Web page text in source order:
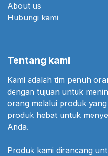
About us
Hubungi kami
Tentang kami
Kami adalah tim penuh
dengan tujuan untuk
orang melalui produk
produk hebat untuk
Anda.
Produk kami dirancang